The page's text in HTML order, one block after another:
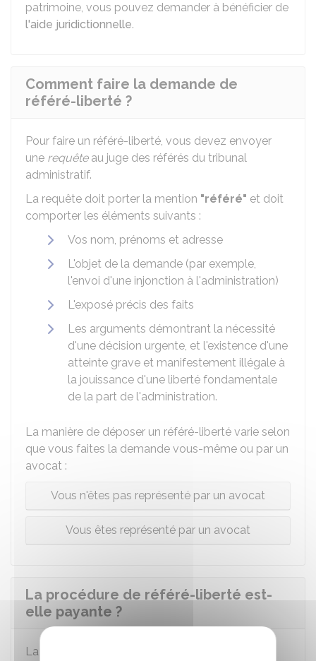
patrimoine, vous pouvez demander à bénéficier de
l'aide juridictionnelle.
Comment faire la demande de
référé-liberté ?
Pour faire un référé-liberté, vous devez envoyer
une requêteau juge des référés du tribunal
administratif.
La requête doit porter la mention "référé" et doit
comporter les éléments suivants :
Vos nom, prénoms et adresse
L'objet de la demande (par exemple,
l'envoi d'une injonction à l'administration)
L'exposé précis des faits
Les arguments démontrant la nécessité
d'une décision urgente, et l'existence d'une
atteinte grave et manifestement illégale à
la jouissance d'une liberté fondamentale
de la part de l'administration.
La manière de déposer un référé-liberté varie selon
que vous faites la demande vous-même ou par un
avocat :
Vous n'êtes pas représenté par un avocat
Vous êtes représenté par un avocat
La procédure de référé-liberté est-
elle payante ?
La procédure est